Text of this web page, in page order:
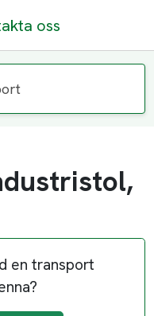
oss
en transport